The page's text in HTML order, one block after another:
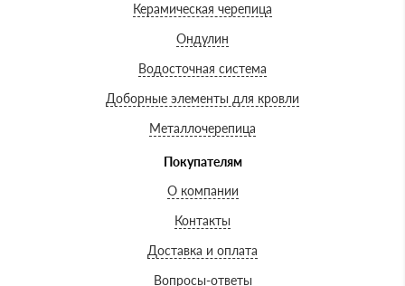
Керамическая черепица
Ондулин
Водосточная система
Доборные элементы для кровли
Металлочерепица
Покупателям
О компании
Контакты
Доставка и оплата
Вопросы-ответы